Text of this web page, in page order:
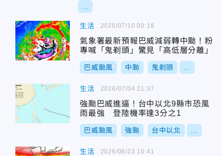
生活
氣象署最新預報巴威減弱轉中颱！粉
專喊「鬼剃頭」驚見「高低層分離」
巴威颱風 中颱 鬼剃頭
2026/07/10 00:18
生活
強颱巴威進逼！台中以北9縣市恐風
雨最強 登陸機率達3分之1
巴威颱風 強颱 台中以北
2026/07/04 21:37
生活 2026/06/23 10:41